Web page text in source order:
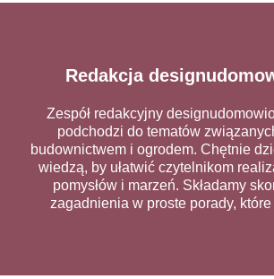
Redakcja
Zespół redakcyjny
podchodzi do tematów
budownictwem i ogrodem. Chętnie
wiedzą, by ułatwić czytelnikom
pomysłów i marzeń. Składamy
zagadnienia w proste porady,